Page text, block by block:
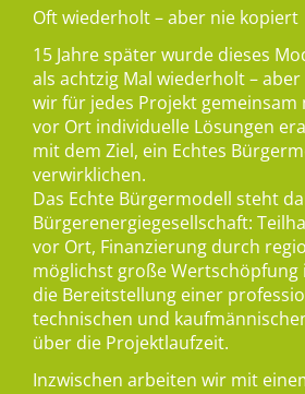
Oft wiederholt – aber nie kopiert
15 Jahre später wurde dieses
als achtzig Mal wiederholt –
wir für jedes Projekt gemeinsam
vor Ort individuelle Lösungen
mit dem Ziel, ein Echtes
verwirklichen.
Das Echte Bürgermodell steht
Bürgerenergiegesellschaft:
vor Ort, Finanzierung durch
möglichst große Wertschöpfung
die Bereitstellung einer
technischen und
über die Projektlaufzeit.
Inzwischen arbeiten wir mit